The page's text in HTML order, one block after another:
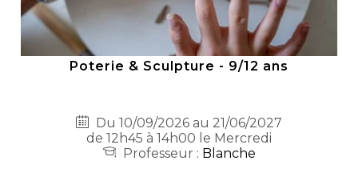
Poterie & Sculpture - 9/12 ans
Du 10/09/2026 au 21/06/2027
de 12h45 à 14h00 le Mercredi
Professeur : Blanche